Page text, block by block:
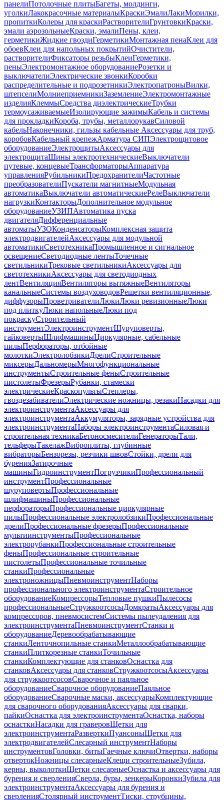
панелиПотолочные плитыБагеты, молдинги,
уголкиЛакокрасочные материалыКраскиЭмалиЛакиМорилки,
пропиткиКолеры для краскиРастворителиГрунтовкиКраски,
эмали аэрозольныеКраски, эмалиПены, клеи,
герметикиЖидкие гвоздиГерметикиМонтажная пенаКлеи для
обоевКлеи для напольных покрытийОчистители,
растворителиФиксаторы резьбыКлеиГерметики,
пеныЭлектромонтажное оборудованиеРозетки и
выключателиЭлектрические звонкиКоробки
распределительные и подрозетникиЭлектропатроныВилки,
штепселиМолниеприемникиЗаземлениеЭлектромонтажные
изделияКлеммыСредства диэлектрическиеТрубки
термоусаживаемыеИзолирующие зажимыКабель и системы
для прокладкиКороба, трубы, металлорукавСиловой
кабельНаконечники, гильзы кабельные Аксессуары для труб,
коробовКабельный крепежАрматура СИПЭлектрощитовое
оборудованиеЭлектрощитыАксессуары для
электрощитаШины электротехническиеВыключатели
путевые, концевыеТрансформаторыАппаратура
управленияРубильникиПредохранителиЧастотные
преобразователиПускатели магнитныеМодульная
автоматикаВыключатели автоматическиеРелеВыключатели
нагрузкиКонтакторыДополнительное модульное
оборудованиеУЗИПАвтоматика пуска
двигателяДифференциальные
автоматыУЗОКонденсаторыКомплексная защита
электродвигателейАксессуары для модульной
автоматикиСветотехникаПромышленное и сигнальное
освещениеСветодиодные лентыТочечные
светильникиТрековые светильникиАксессуары для
светотехникиАксессуары для светодиодных
лентВентиляцияВентиляторы вытяжныеВентиляторы
канальныеСистемы воздуховодовРешетки вентиляционные,
диффузорыПроветривателиЛюкиЛюки ревизионныеЛюки
под плиткуЛюки напольныеЛюки под
покраскуСтроительный
инструментЭлектроинструментШуруповерты,
гайковертыШлифмашиныЦиркулярные, сабельные
пилыПерфораторы, отбойные
молоткиЭлектролобзикиДрелиСтроительные
миксерыДальномерыМногофункциональные
инструментыСтроительные феныСтроительные
пистолетыФрезерыРубанки, стамески
электрическиеКраскопультыСтеплеры,
гвоздезабивателиЭлектрические ножницы, резакиНасадки для
электроинструментаАксессуары для
электроинструментаАккумуляторы, зарядные устройства для
электроинструментаНаборы электроинструментаСиловая и
строительная техникаБетоносмесителиГенераторыТали,
тельферыТакелажВиброплиты, глубинные
вибраторыБензорезы, резчики швовСтойки, дрели для
буренияЗатирочные
машиныГидроинструментПогрузчикиПрофессиональный
инструментПрофессиональные
шуруповертыПрофессиональные
шлифмашиныПрофессиональные
перфораторыПрофессиональные циркулярные
пилыПрофессиональные электролобзикиПрофессиональные
дрелиПрофессиональные фрезерыПрофессиональные
мультиинструментыПрофессиональные
электрорубанкиПрофессиональные строительные
феныПрофессиональные строительные
пистолетыПрофессиональные точильные
станкиПрофессиональные
электроножницыПневмоинструментНаборы
профессионального электроинструментаСтроительное
оборудованиеКомпрессорыТепловые пушкиПылесосы
профессиональныеСтружкоотсосыДомкратыАксессуары для
компрессоров, пневмосистемСистемы пылеудаления для
электроинструментаПневмоинструментСтанки и
оборудованиеДеревообрабатывающие
станкиЛенточнопильные станкиМеталлообрабатывающие
станкиПлиткорезные станкиТочильные
станкиКомплектующие для станковОснастка для
станковАксессуары для станковСтружкоотсосыАксессуары
для стружкоотсосовСварочное и паяльное
оборудованиеСварочное оборудованиеПаяльное
оборудованиеСварочные маски, аксессуарыКомплектующие
для сварочного оборудованияАксессуары для сварки,
пайкиОснастка для электроинструментаОснастка, наборы
оснасткиНасадки для граверовЩетки для
электроинструментаРазверткиПуансоныЩетки для
электродвигателейСлесарный инструментНаборы
инструментовГоловки, битыГаечные ключиОтвертки, наборы
отвертокНожницы слесарныеКлещи строительныеЗубила,
керны, выколоткиЩетки слесарныеОснастка и аксессуары для
бурения и сверленияСверла, буры, зенкерыКоронкиЗубила для
электроинструментаАксессуары для бурения и
сверленияСтолярный инструментТиски, струбцины,